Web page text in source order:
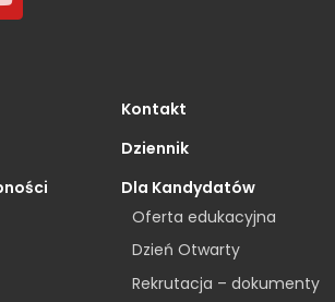
Dla Kandydatów
Oferta edukacyjna
Dzień Otwarty
Rekrutacja – dokumenty
Dziennik
Kontakt